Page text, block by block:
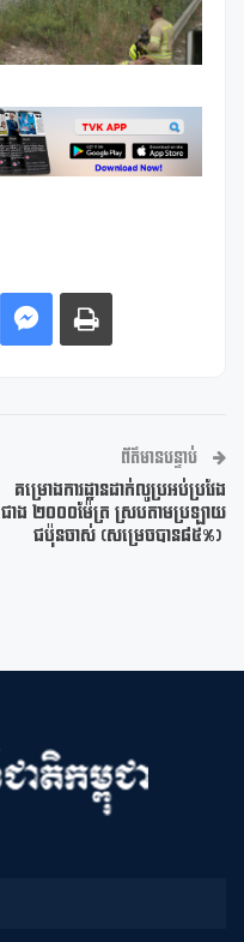
ព័ត៌មានបន្ទាប់
គម្រោងការដ្ឋានដាក់លូប្រអប់ប្រវែង
ជាង ២០០០ម៉ែត្រ ស្របតាមប្រឡាយ
ជប៉ុនចាស់ (សម្រេចបាន៨៥%)